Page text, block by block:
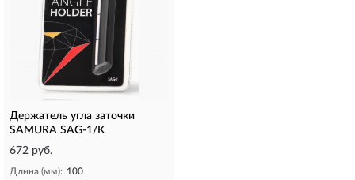
Держатель угла заточки
SAMURA SAG-1/K
672 руб.
Длина (мм): 100